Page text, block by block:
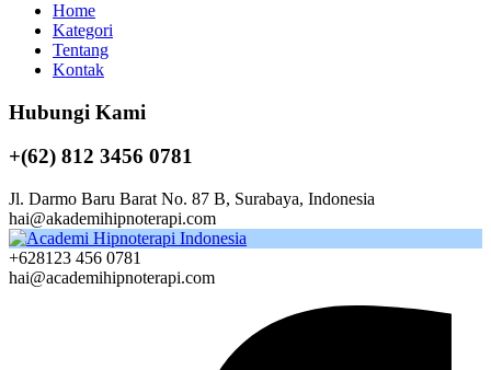
Home
Kategori
Tentang
Kontak
Hubungi Kami
+(62) 812 3456 0781
Jl. Darmo Baru Barat No. 87 B, Surabaya, Indonesia
hai@akademihipnoterapi.com
+628123 456 0781
hai@academihipnoterapi.com